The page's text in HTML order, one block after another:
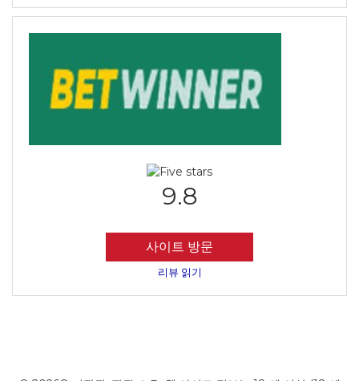
9.8
사이트 방문
리뷰 읽기